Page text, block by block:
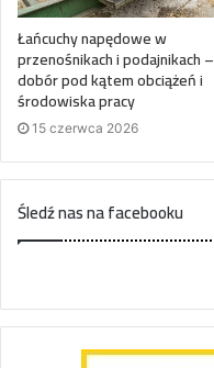
Łańcuchy napędowe w
przenośnikach i podajnikach –
dobór pod kątem obciążeń i
środowiska pracy
15 czerwca 2026
Śledź nas na facebooku